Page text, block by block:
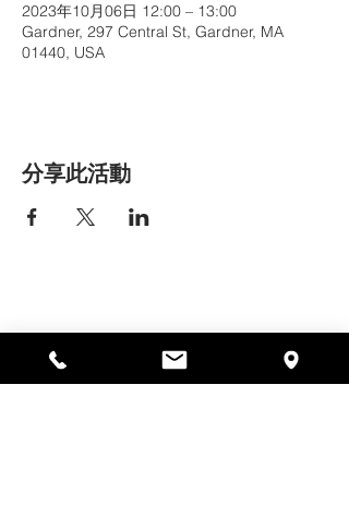
2023年10月06日 12:00 – 13:00
Gardner, 297 Central St, Gardner, MA
01440, USA
分享此活動
01440
978-364-0920